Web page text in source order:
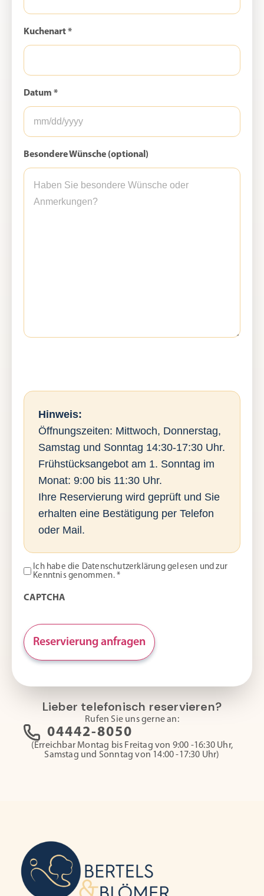
Kuchenart *
Datum *
Besondere Wünsche (optional)
Hinweis:
Öffnungszeiten: Mittwoch, Donnerstag,
Samstag und Sonntag 14:30-17:30 Uhr.
Frühstücksangebot am 1. Sonntag im
Monat: 9:00 bis 11:30 Uhr.
Ihre Reservierung wird geprüft und Sie
erhalten eine Bestätigung per Telefon
oder Mail.
Ich habe die Datenschutzerklärung gelesen und zur
Kenntnis genommen. *
CAPTCHA
Lieber telefonisch reservieren?
Rufen Sie uns gerne an:
04442-8050
(Erreichbar Montag bis Freitag von 9:00 -16:30 Uhr,
Samstag und Sonntag von 14:00 -17:30 Uhr)